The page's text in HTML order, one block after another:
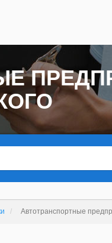
Автотранспортные